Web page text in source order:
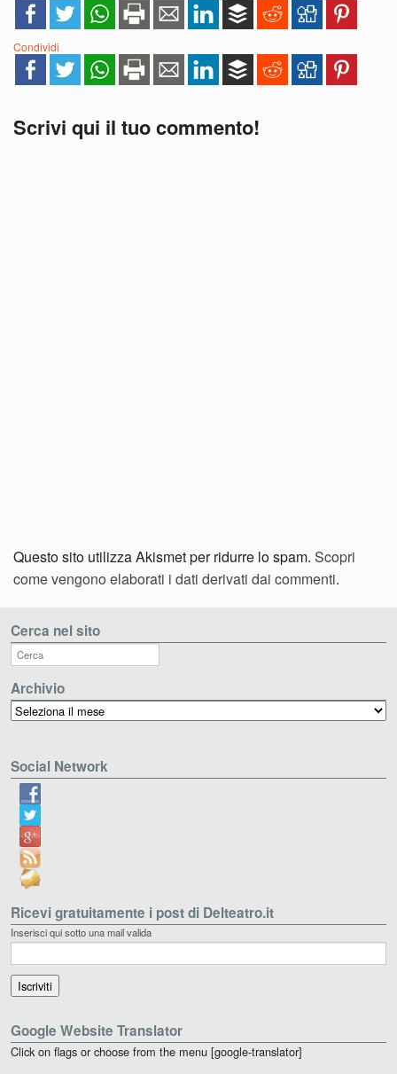
Condividi
Scrivi qui il tuo commento!
Questo sito utilizza Akismet per ridurre lo spam. Scopri
come vengono elaborati i dati derivati dai commenti.
Cerca nel sito
Archivio
Archivio
Social Network
Ricevi gratuitamente i post di Delteatro.it
Inserisci qui sotto una mail valida
Google Website Translator
Click on flags or choose from the menu [google-translator]